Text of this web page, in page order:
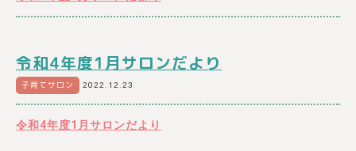
令和4年度1月サロンだより
子育てサロン 2022.12.23
令和4年度1月サロンだより